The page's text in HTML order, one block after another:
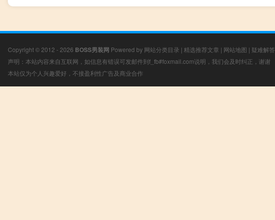
Copyright © 2012 - 2026 BOSS男装网 Powered by 网站分类目录 | 精选推荐文章 | 网站地图 | 疑难解答
声明：本站内容来自互联网，如信息有错误可发邮件到f_fb#foxmail.com说明，我们会及时纠正，谢谢
本站仅为个人兴趣爱好，不接盈利性广告及商业合作